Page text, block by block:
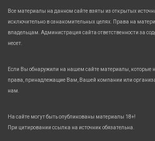
Все материалы на данном сайте взяты из открытых
исключительно в ознакомительных целях. Права на
владельцам. Администрация сайта ответственности за
несет.
Если Вы обнаружили на нашем сайте материалы, которые
права, принадлежащие Вам, Вашей компании или
нам.
На сайте могут быть опубликованы материалы 18+!
При цитировании ссылка на источник обязательна.